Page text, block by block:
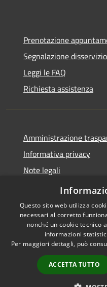
Prenotazione
Segnalazione disservizio
Leggi le FAQ
Richiesta assistenza
Amministrazione
Informativa privacy
Note legali
Dichiarazione di
Accessibilità
Questo sito web utilizza
necessari al corretto
nonché un cookie tecnico
informazioni
Per maggiori dettagli, può
ACCETTA TUTTO